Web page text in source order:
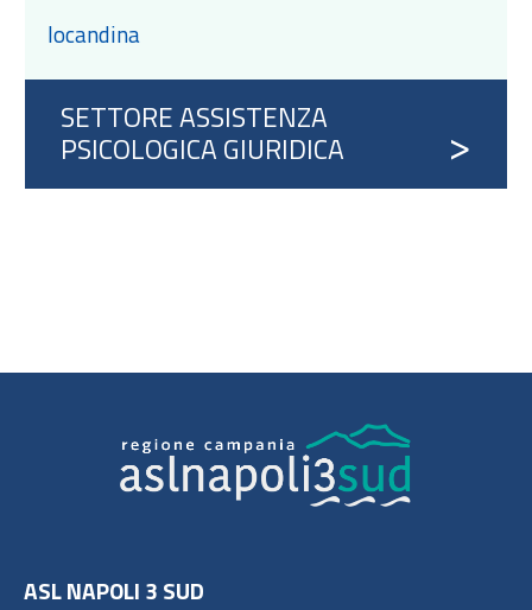
locandina
SETTORE ASSISTENZA
PSICOLOGICA GIURIDICA
ASL NAPOLI 3 SUD